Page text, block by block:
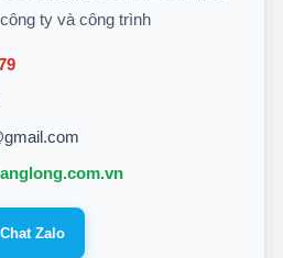
ty và công trình
Chat Zalo